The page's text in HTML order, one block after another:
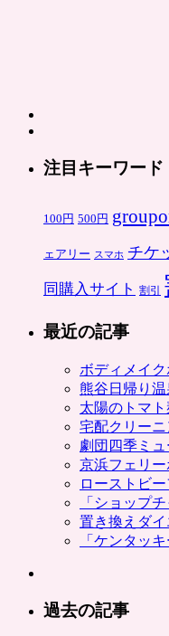
注目キーワード
100円 500円
ェアリー スマホ チケ
同購入サイト 割引
最近の記事
ボディメイ
熊谷日帰り
太陽のトマ
宅配クリー
劇団四季ミ
京浜フェリ
ローストビ
「ショップ
置き換えダ
「ケンタッ
過去の記事